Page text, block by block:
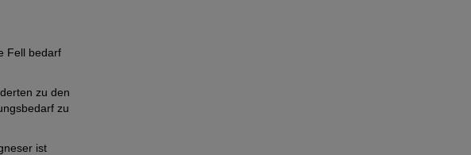
Fell bedarf
zu den
zu
ist